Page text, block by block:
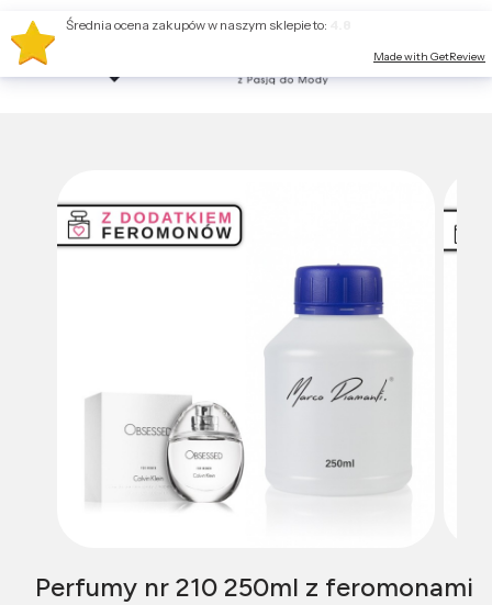
Perfumy nr 210 250ml z feromonami
Średnia ocena zakupów w naszym sklepie to:
Made with GetReview